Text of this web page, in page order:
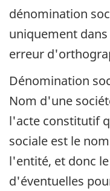
dénomination
uniquement
erreur
Dénomination
Nom d'une
l'acte constitutif
sociale est le
l'entité, et donc
d'éventuelles